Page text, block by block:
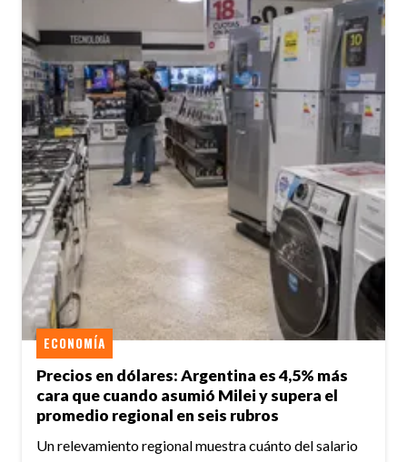
Precios en dólares: Argentina es 4,5% más
cara que cuando asumió Milei y supera el
promedio regional en seis rubros
ECONOMÍA
Un relevamiento regional muestra cuánto del salario